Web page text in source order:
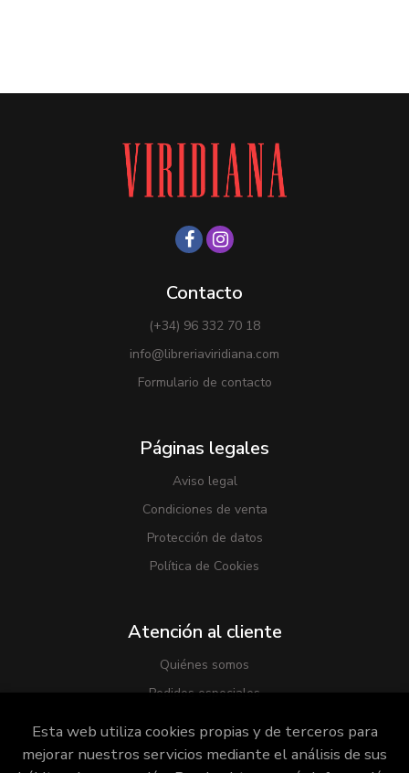
Contacto
(+34) 96 332 70 18
info@libreriaviridiana.com
Formulario de contacto
Páginas legales
Aviso legal
Condiciones de venta
Protección de datos
Política de Cookies
Atención al cliente
Quiénes somos
Pedidos especiales
Esta web utiliza cookies propias y de terceros para
mejorar nuestros servicios mediante el análisis de sus